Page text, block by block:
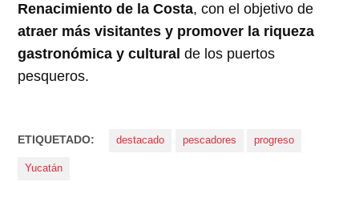
Renacimiento de la Costa, con el objetivo de
atraer más visitantes y promover la riqueza
gastronómica y cultural de los puertos
pesqueros.
ETIQUETADO: destacado pescadores progreso
Yucatán